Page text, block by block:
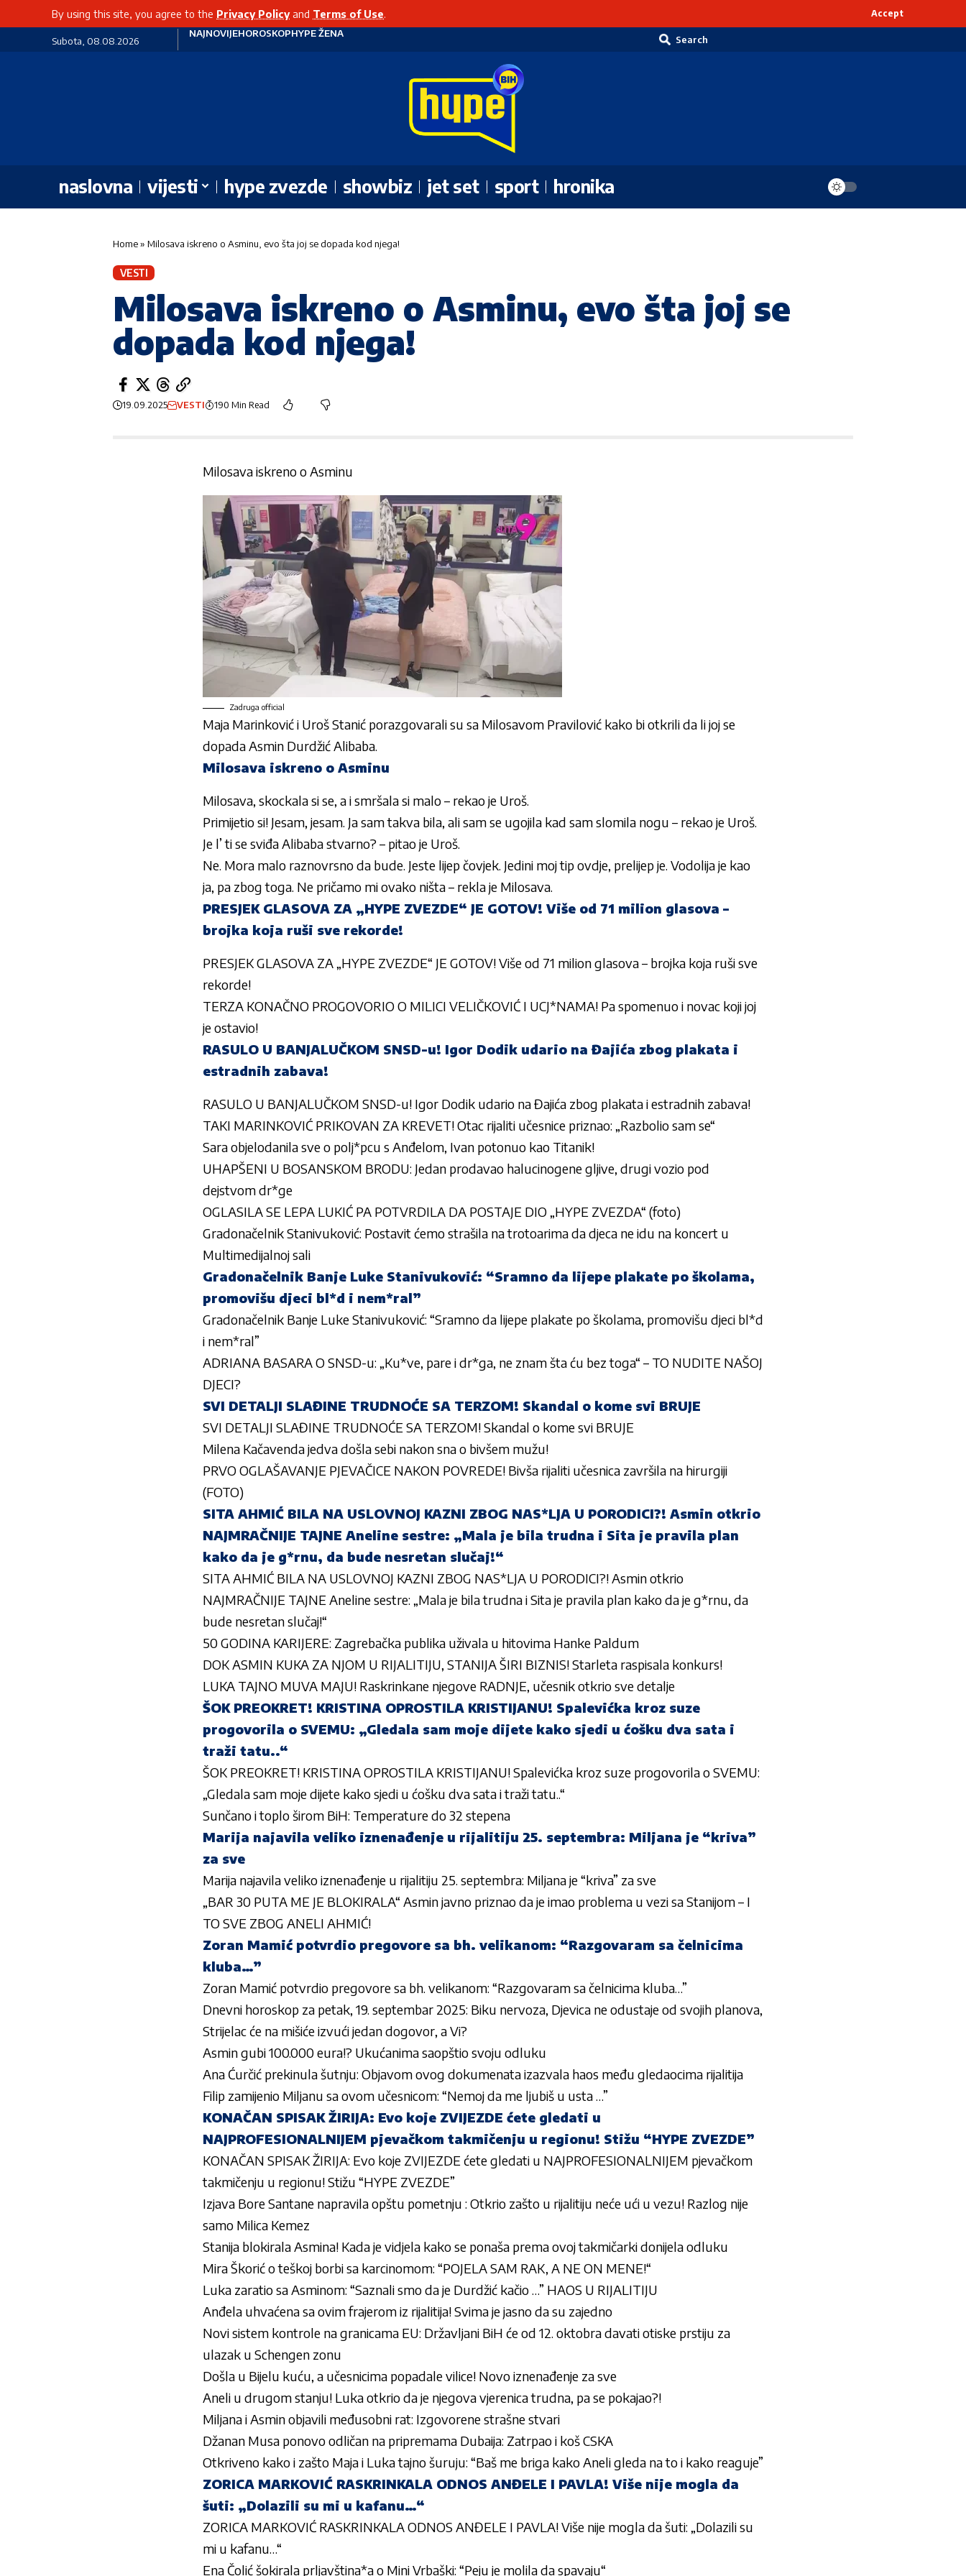
By using this site, you agree to the Privacy Policyand Terms of Use. Accept
Subota, 08.08.2026
NAJNOVIJEHOROSKOPHYPE ŽENA
Search
naslovna vijesti hype zvezde showbiz jet set sport hronika
Home» Milosava iskreno o Asminu, evo šta joj se dopada kod njega!
VESTI
Milosava iskreno o Asminu, evo šta joj se
dopada kod njega!
19.09.2025 VESTI 190 Min Read
Milosava iskreno o Asminu
Zadruga official
Maja Marinković i Uroš Stanić porazgovarali su sa Milosavom Pravilović kako bi otkrili da li joj se
dopada Asmin Durdžić Alibaba.
Milosava iskreno o Asminu
Milosava, skockala si se, a i smršala si malo – rekao je Uroš.
Primijetio si! Jesam, jesam. Ja sam takva bila, ali sam se ugojila kad sam slomila nogu – rekao je Uroš.
Je l’ ti se sviđa Alibaba stvarno? – pitao je Uroš.
Ne. Mora malo raznovrsno da bude. Jeste lijep čovjek. Jedini moj tip ovdje, prelijep je. Vodolija je kao
ja, pa zbog toga. Ne pričamo mi ovako ništa – rekla je Milosava.
PRESJEK GLASOVA ZA „HYPE ZVEZDE“ JE GOTOV! Više od 71 milion glasova –
brojka koja ruši sve rekorde!
PRESJEK GLASOVA ZA „HYPE ZVEZDE“ JE GOTOV! Više od 71 milion glasova – brojka koja ruši sve
rekorde!
TERZA KONAČNO PROGOVORIO O MILICI VELIČKOVIĆ I UCJ*NAMA! Pa spomenuo i novac koji joj
je ostavio!
RASULO U BANJALUČKOM SNSD-u! Igor Dodik udario na Đajića zbog plakata i
estradnih zabava!
RASULO U BANJALUČKOM SNSD-u! Igor Dodik udario na Đajića zbog plakata i estradnih zabava!
TAKI MARINKOVIĆ PRIKOVAN ZA KREVET! Otac rijaliti učesnice priznao: „Razbolio sam se“
Sara objelodanila sve o polj*pcu s Anđelom, Ivan potonuo kao Titanik!
UHAPŠENI U BOSANSKOM BRODU: Jedan prodavao halucinogene gljive, drugi vozio pod
dejstvom dr*ge
OGLASILA SE LEPA LUKIĆ PA POTVRDILA DA POSTAJE DIO „HYPE ZVEZDA“ (foto)
Gradonačelnik Stanivuković: Postavit ćemo strašila na trotoarima da djeca ne idu na koncert u
Multimedijalnoj sali
Gradonačelnik Banje Luke Stanivuković: “Sramno da lijepe plakate po školama,
promovišu djeci bl*d i nem*ral”
Gradonačelnik Banje Luke Stanivuković: “Sramno da lijepe plakate po školama, promovišu djeci bl*d
i nem*ral”
ADRIANA BASARA O SNSD-u: „Ku*ve, pare i dr*ga, ne znam šta ću bez toga“ – TO NUDITE NAŠOJ
DJECI?
SVI DETALJI SLAĐINE TRUDNOĆE SA TERZOM! Skandal o kome svi BRUJE
SVI DETALJI SLAĐINE TRUDNOĆE SA TERZOM! Skandal o kome svi BRUJE
Milena Kačavenda jedva došla sebi nakon sna o bivšem mužu!
PRVO OGLAŠAVANJE PJEVAČICE NAKON POVREDE! Bivša rijaliti učesnica završila na hirurgiji
(FOTO)
SITA AHMIĆ BILA NA USLOVNOJ KAZNI ZBOG NAS*LJA U PORODICI?! Asmin otkrio
NAJMRAČNIJE TAJNE Aneline sestre: „Mala je bila trudna i Sita je pravila plan
kako da je g*rnu, da bude nesretan slučaj!“
SITA AHMIĆ BILA NA USLOVNOJ KAZNI ZBOG NAS*LJA U PORODICI?! Asmin otkrio
NAJMRAČNIJE TAJNE Aneline sestre: „Mala je bila trudna i Sita je pravila plan kako da je g*rnu, da
bude nesretan slučaj!“
50 GODINA KARIJERE: Zagrebačka publika uživala u hitovima Hanke Paldum
DOK ASMIN KUKA ZA NJOM U RIJALITIJU, STANIJA ŠIRI BIZNIS! Starleta raspisala konkurs!
LUKA TAJNO MUVA MAJU! Raskrinkane njegove RADNJE, učesnik otkrio sve detalje
ŠOK PREOKRET! KRISTINA OPROSTILA KRISTIJANU! Spalevićka kroz suze
progovorila o SVEMU: „Gledala sam moje dijete kako sjedi u ćošku dva sata i
traži tatu..“
ŠOK PREOKRET! KRISTINA OPROSTILA KRISTIJANU! Spalevićka kroz suze progovorila o SVEMU:
„Gledala sam moje dijete kako sjedi u ćošku dva sata i traži tatu..“
Sunčano i toplo širom BiH: Temperature do 32 stepena
Marija najavila veliko iznenađenje u rijalitiju 25. septembra: Miljana je “kriva”
za sve
Marija najavila veliko iznenađenje u rijalitiju 25. septembra: Miljana je “kriva” za sve
„BAR 30 PUTA ME JE BLOKIRALA“ Asmin javno priznao da je imao problema u vezi sa Stanijom – I
TO SVE ZBOG ANELI AHMIĆ!
Zoran Mamić potvrdio pregovore sa bh. velikanom: “Razgovaram sa čelnicima
kluba…”
Zoran Mamić potvrdio pregovore sa bh. velikanom: “Razgovaram sa čelnicima kluba…”
Dnevni horoskop za petak, 19. septembar 2025: Biku nervoza, Djevica ne odustaje od svojih planova,
Strijelac će na mišiće izvući jedan dogovor, a Vi?
Asmin gubi 100.000 eura!? Ukućanima saopštio svoju odluku
Ana Ćurčić prekinula šutnju: Objavom ovog dokumenata izazvala haos među gledaocima rijalitija
Filip zamijenio Miljanu sa ovom učesnicom: “Nemoj da me ljubiš u usta …”
KONAČAN SPISAK ŽIRIJA: Evo koje ZVIJEZDE ćete gledati u
NAJPROFESIONALNIJEM pjevačkom takmičenju u regionu! Stižu “HYPE ZVEZDE”
KONAČAN SPISAK ŽIRIJA: Evo koje ZVIJEZDE ćete gledati u NAJPROFESIONALNIJEM pjevačkom
takmičenju u regionu! Stižu “HYPE ZVEZDE”
Izjava Bore Santane napravila opštu pometnju : Otkrio zašto u rijalitiju neće ući u vezu! Razlog nije
samo Milica Kemez
Stanija blokirala Asmina! Kada je vidjela kako se ponaša prema ovoj takmičarki donijela odluku
Mira Škorić o teškoj borbi sa karcinomom: “POJELA SAM RAK, A NE ON MENE!“
Luka zaratio sa Asminom: “Saznali smo da je Durdžić kačio …” HAOS U RIJALITIJU
Anđela uhvaćena sa ovim frajerom iz rijalitija! Svima je jasno da su zajedno
Novi sistem kontrole na granicama EU: Državljani BiH će od 12. oktobra davati otiske prstiju za
ulazak u Schengen zonu
Došla u Bijelu kuću, a učesnicima popadale vilice! Novo iznenađenje za sve
Aneli u drugom stanju! Luka otkrio da je njegova vjerenica trudna, pa se pokajao?!
Miljana i Asmin objavili međusobni rat: Izgovorene strašne stvari
Džanan Musa ponovo odličan na pripremama Dubaija: Zatrpao i koš CSKA
Otkriveno kako i zašto Maja i Luka tajno šuruju: “Baš me briga kako Aneli gleda na to i kako reaguje”
ZORICA MARKOVIĆ RASKRINKALA ODNOS ANĐELE I PAVLA! Više nije mogla da
šuti: „Dolazili su mi u kafanu…“
ZORICA MARKOVIĆ RASKRINKALA ODNOS ANĐELE I PAVLA! Više nije mogla da šuti: „Dolazili su
mi u kafanu…“
Ena Čolić šokirala prljavština*a o Mini Vrbaški: “Peju je molila da spavaju“